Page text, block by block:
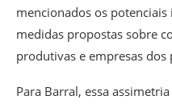
mencionados os
medidas propostas sobre
produtivas e empresas
Para Barral, essa